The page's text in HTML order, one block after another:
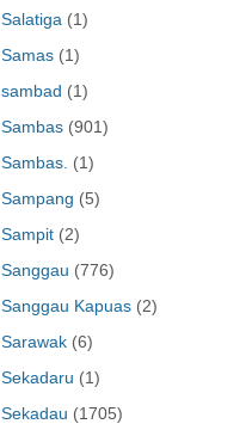
Salatiga (1)
Samas (1)
sambad (1)
Sambas (901)
Sambas. (1)
Sampang (5)
Sampit (2)
Sanggau (776)
Sanggau Kapuas (2)
Sarawak (6)
Sekadaru (1)
Sekadau (1705)